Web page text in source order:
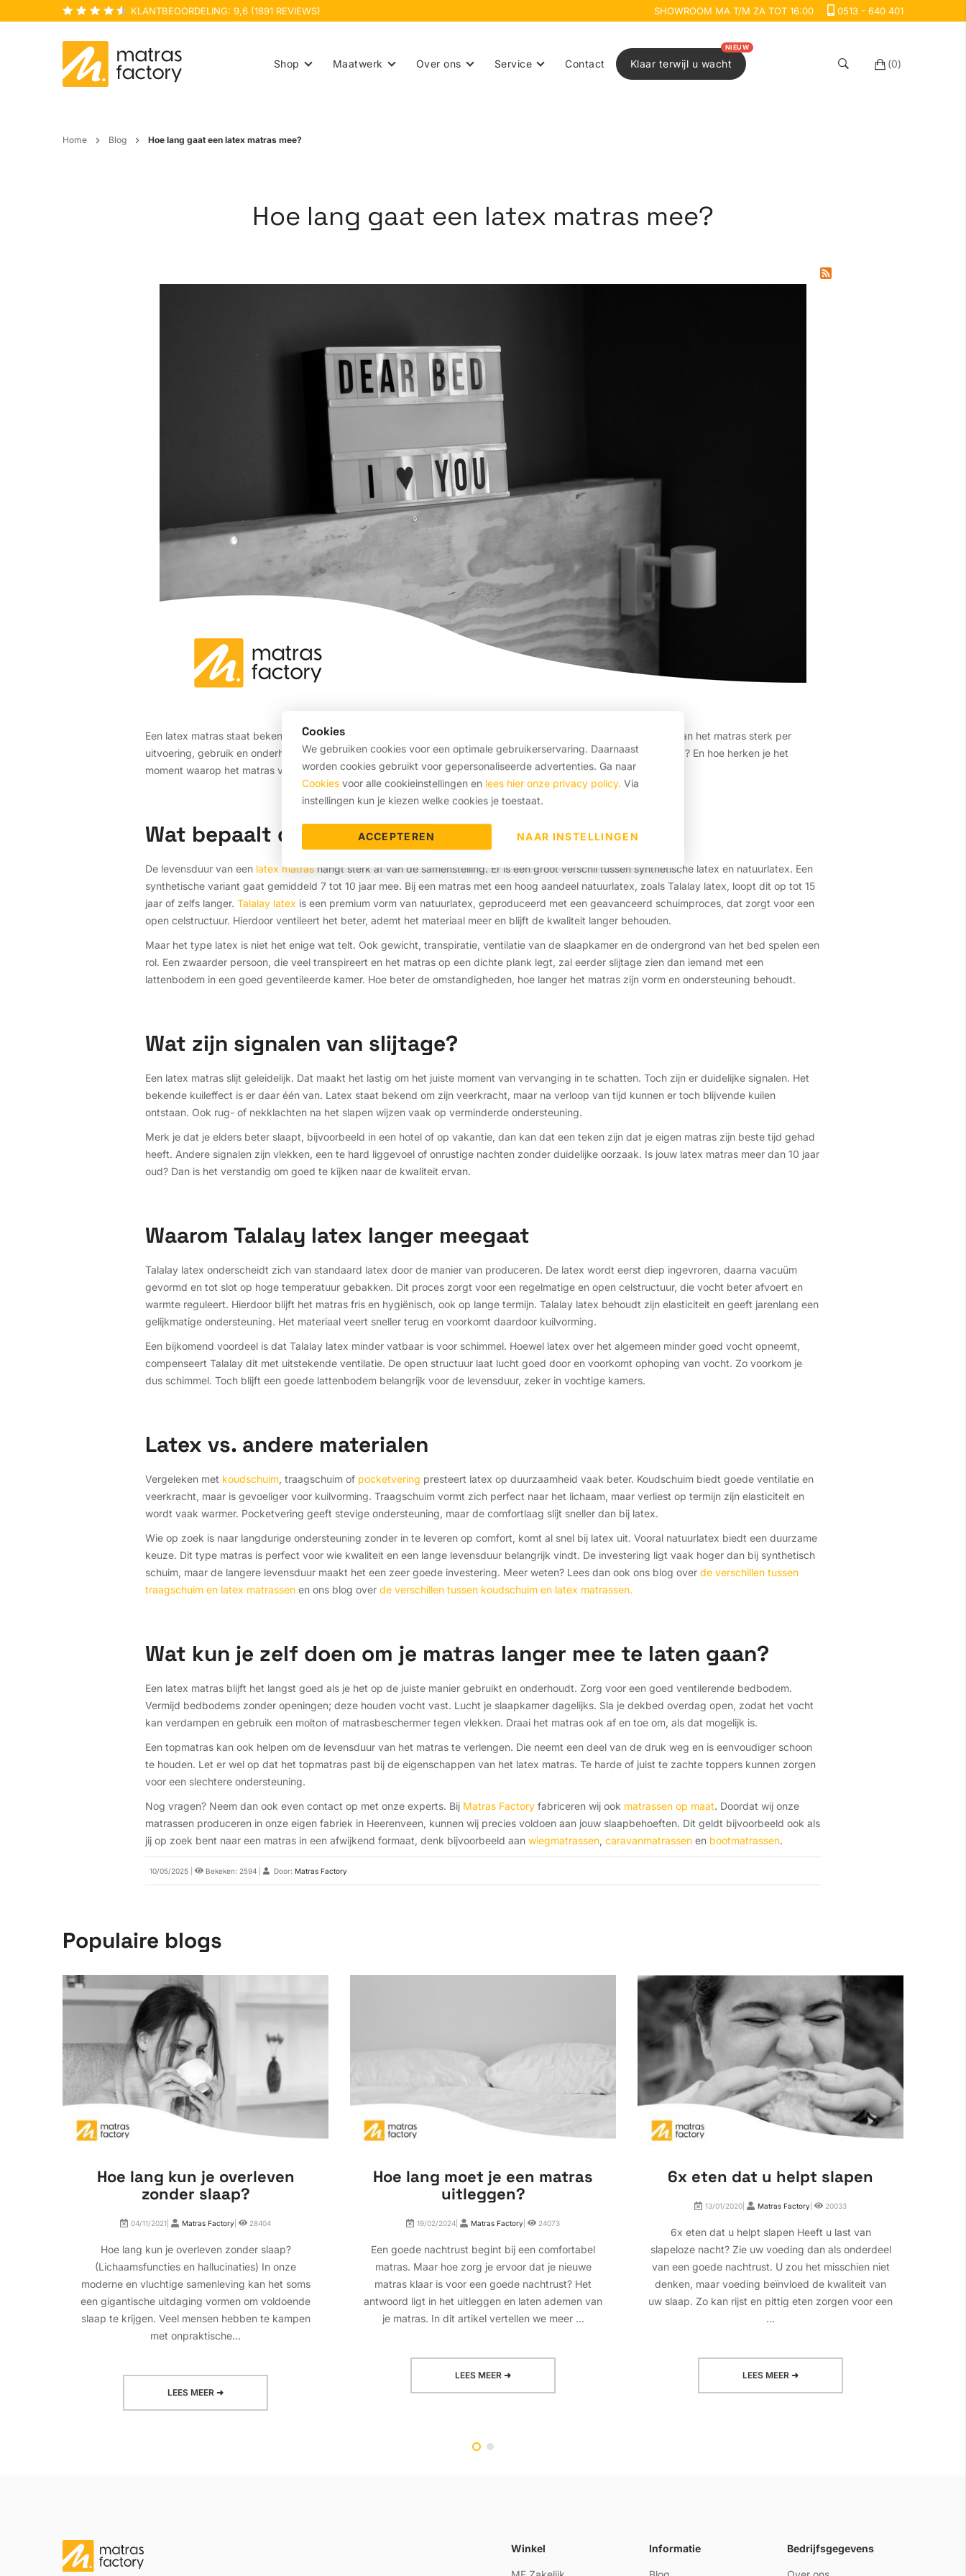
Cookies
We gebruiken cookies voor een optimale gebruikerservaring. Daarnaast
worden cookies gebruikt voor gepersonaliseerde advertenties. Ga naar
Cookies voor alle cookieinstellingen en lees hier onze privacy policy. Via
instellingen kun je kiezen welke cookies je toestaat.
ACCEPTEREN NAAR INSTELLINGEN
KLANTBEOORDELING: 9,6 (1891 REVIEWS) SHOWROOM MA T/M ZA TOT 16:00 0513 - 640 401
Shop Maatwerk Over ons Service Contact Klaar terwijl u wacht
NIEUW
(0)
Home Blog Hoe lang gaat een latex matras mee?
Hoe lang gaat een latex matras mee?
Een latex matras staat bekend om zijn lange levensduur, comfort en veerkracht. Toch verschilt de houdbaarheid van het matras sterk per
uitvoering, gebruik en onderhoud. Veel mensen komen al snel uit bij de vraag: hoe lang blijft een latex matras goed? En hoe herken je het
moment waarop het matras vervangen moet worden? Onze experts vertellen er alles over.
Wat bepaalt de levensduur?
De levensduur van een latex matrashangt sterk af van de samenstelling. Er is een groot verschil tussen synthetische latex en natuurlatex. Een
synthetische variant gaat gemiddeld 7 tot 10 jaar mee. Bij een matras met een hoog aandeel natuurlatex, zoals Talalay latex, loopt dit op tot 15
jaar of zelfs langer. Talalay latex is een premium vorm van natuurlatex, geproduceerd met een geavanceerd schuimproces, dat zorgt voor een
open celstructuur. Hierdoor ventileert het beter, ademt het materiaal meer en blijft de kwaliteit langer behouden.
Maar het type latex is niet het enige wat telt. Ook gewicht, transpiratie, ventilatie van de slaapkamer en de ondergrond van het bed spelen een
rol. Een zwaarder persoon, die veel transpireert en het matras op een dichte plank legt, zal eerder slijtage zien dan iemand met een
lattenbodem in een goed geventileerde kamer. Hoe beter de omstandigheden, hoe langer het matras zijn vorm en ondersteuning behoudt.
Wat zijn signalen van slijtage?
Een latex matras slijt geleidelijk. Dat maakt het lastig om het juiste moment van vervanging in te schatten. Toch zijn er duidelijke signalen. Het
bekende kuileffect is er daar één van. Latex staat bekend om zijn veerkracht, maar na verloop van tijd kunnen er toch blijvende kuilen
ontstaan. Ook rug- of nekklachten na het slapen wijzen vaak op verminderde ondersteuning.
Merk je dat je elders beter slaapt, bijvoorbeeld in een hotel of op vakantie, dan kan dat een teken zijn dat je eigen matras zijn beste tijd gehad
heeft. Andere signalen zijn vlekken, een te hard liggevoel of onrustige nachten zonder duidelijke oorzaak. Is jouw latex matras meer dan 10 jaar
oud? Dan is het verstandig om goed te kijken naar de kwaliteit ervan.
Waarom Talalay latex langer meegaat
Talalay latex onderscheidt zich van standaard latex door de manier van produceren. De latex wordt eerst diep ingevroren, daarna vacuüm
gevormd en tot slot op hoge temperatuur gebakken. Dit proces zorgt voor een regelmatige en open celstructuur, die vocht beter afvoert en
warmte reguleert. Hierdoor blijft het matras fris en hygiënisch, ook op lange termijn. Talalay latex behoudt zijn elasticiteit en geeft jarenlang een
gelijkmatige ondersteuning. Het materiaal veert sneller terug en voorkomt daardoor kuilvorming.
Een bijkomend voordeel is dat Talalay latex minder vatbaar is voor schimmel. Hoewel latex over het algemeen minder goed vocht opneemt,
compenseert Talalay dit met uitstekende ventilatie. De open structuur laat lucht goed door en voorkomt ophoping van vocht. Zo voorkom je
dus schimmel. Toch blijft een goede lattenbodem belangrijk voor de levensduur, zeker in vochtige kamers.
Latex vs. andere materialen
Vergeleken met koudschuim, traagschuim of pocketvering presteert latex op duurzaamheid vaak beter. Koudschuim biedt goede ventilatie en
veerkracht, maar is gevoeliger voor kuilvorming. Traagschuim vormt zich perfect naar het lichaam, maar verliest op termijn zijn elasticiteit en
wordt vaak warmer. Pocketvering geeft stevige ondersteuning, maar de comfortlaag slijt sneller dan bij latex.
Wie op zoek is naar langdurige ondersteuning zonder in te leveren op comfort, komt al snel bij latex uit. Vooral natuurlatex biedt een duurzame
keuze. Dit type matras is perfect voor wie kwaliteit en een lange levensduur belangrijk vindt. De investering ligt vaak hoger dan bij synthetisch
schuim, maar de langere levensduur maakt het een zeer goede investering. Meer weten? Lees dan ook ons blog over de verschillen tussen
traagschuim en latex matrassen en ons blog over de verschillen tussen koudschuim en latex matrassen.
Wat kun je zelf doen om je matras langer mee te laten gaan?
Een latex matras blijft het langst goed als je het op de juiste manier gebruikt en onderhoudt. Zorg voor een goed ventilerende bedbodem.
Vermijd bedbodems zonder openingen; deze houden vocht vast. Lucht je slaapkamer dagelijks. Sla je dekbed overdag open, zodat het vocht
kan verdampen en gebruik een molton of matrasbeschermer tegen vlekken. Draai het matras ook af en toe om, als dat mogelijk is.
Een topmatras kan ook helpen om de levensduur van het matras te verlengen. Die neemt een deel van de druk weg en is eenvoudiger schoon
te houden. Let er wel op dat het topmatras past bij de eigenschappen van het latex matras. Te harde of juist te zachte toppers kunnen zorgen
voor een slechtere ondersteuning.
Nog vragen? Neem dan ook even contact op met onze experts. Bij Matras Factory fabriceren wij ook matrassen op maat. Doordat wij onze
matrassen produceren in onze eigen fabriek in Heerenveen, kunnen wij precies voldoen aan jouw slaapbehoeften. Dit geldt bijvoorbeeld ook als
jij op zoek bent naar een matras in een afwijkend formaat, denk bijvoorbeeld aan wiegmatrassen, caravanmatrassen en bootmatrassen.
10/05/2025 Bekeken: 2594 Door: Matras Factory
Populaire blogs
Hoe lang kun je overleven
zonder slaap?
04/11/2021| Matras Factory 28404
Hoe lang kun je overleven zonder slaap?
(Lichaamsfuncties en hallucinaties) In onze
moderne en vluchtige samenleving kan het soms
een gigantische uitdaging vormen om voldoende
slaap te krijgen. Veel mensen hebben te kampen
met onpraktische...
LEES MEER ➜
Hoe lang moet je een matras
uitleggen?
19/02/2024| Matras Factory 24073
Een goede nachtrust begint bij een comfortabel
matras. Maar hoe zorg je ervoor dat je nieuwe
matras klaar is voor een goede nachtrust? Het
antwoord ligt in het uitleggen en laten ademen van
je matras. In dit artikel vertellen we meer ...
LEES MEER ➜
6x eten dat u helpt slapen
13/01/2020| Matras Factory 20033
6x eten dat u helpt slapen Heeft u last van
slapeloze nacht? Zie uw voeding dan als onderdeel
van een goede nachtrust. U zou het misschien niet
denken, maar voeding beïnvloed de kwaliteit van
uw slaap. Zo kan rijst en pittig eten zorgen voor een
...
LEES MEER ➜
Winkel Informatie Bedrijfsgegevens